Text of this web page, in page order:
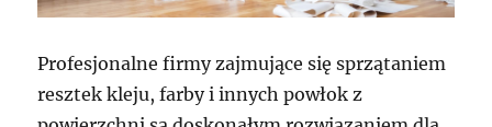
Profesjonalne firmy zajmujące się sprzątaniem
resztek kleju, farby i innych powłok z